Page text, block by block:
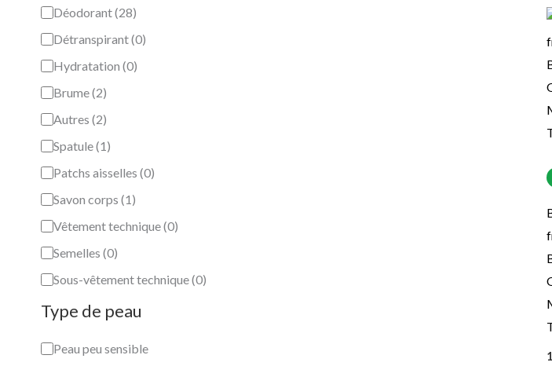
Déodorant(28)
Détranspirant(0)
Hydratation (0)
Brume(2)
Autres (2)
Spatule(1 )
Patchs aisselles (0)
Savon corps (1 )
Vêtement technique(0)
Semelles (0)
Sous-vêtement technique(0)
Type de peau
Peau peu sensible